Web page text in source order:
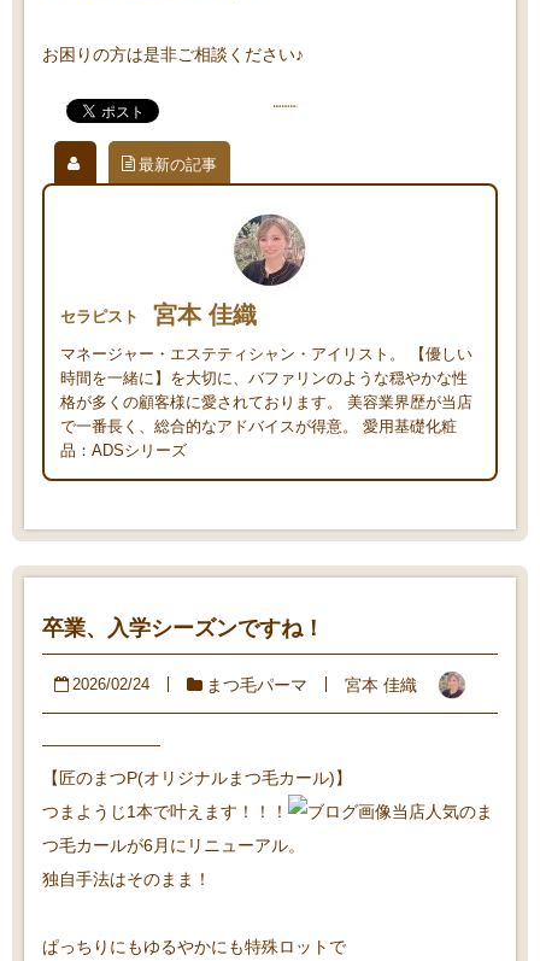
お困りの方は是非ご相談ください♪
最新の記事
セラピスト 宮本 佳織
マネージャー・エステティシャン・アイリスト。 【優しい
時間を一緒に】を大切に、バファリンのような穏やかな性
格が多くの顧客様に愛されております。 美容業界歴が当店
で一番長く、総合的なアドバイスが得意。 愛用基礎化粧
品：ADSシリーズ
卒業、入学シーズンですね！
2026/02/24 まつ毛パーマ 宮本 佳織
———————
【匠のまつP(オリジナルまつ毛カール)】
つまようじ1本で叶えます！！！
当店人気のま
つ毛カールが6月にリニューアル。
独自手法はそのまま！
ぱっちりにもゆるやかにも特殊ロットで